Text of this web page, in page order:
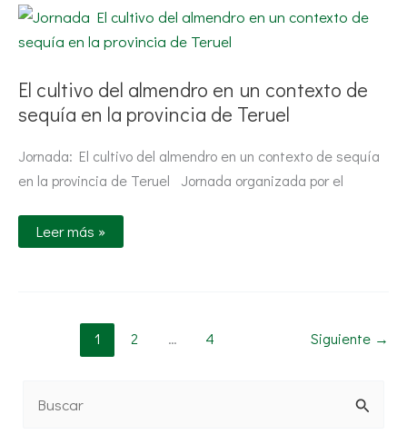
El cultivo del almendro en un contexto de
sequía en la provincia de Teruel
Jornada: El cultivo del almendro en un contexto de sequía
en la provincia de Teruel Jornada organizada por el
El
cultivo
del
almendro
un
contexto
de
sequía
la
de
Leer más »
1 2 … 4 Siguiente →